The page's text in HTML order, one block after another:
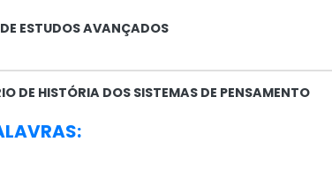
ESTUDOS AVANÇADOS
DE HISTÓRIA DOS SISTEMAS DE PENSAMENTO